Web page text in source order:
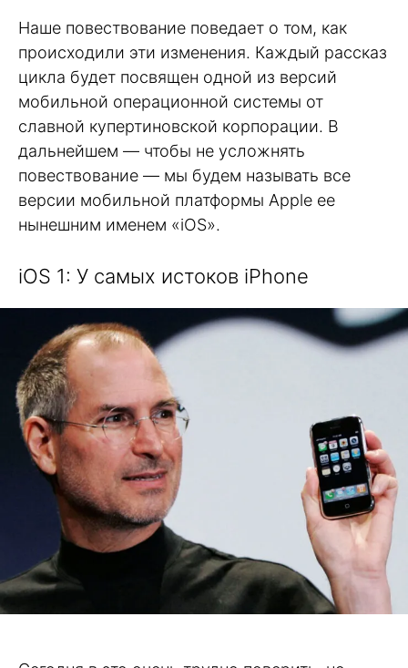
Наше повествование поведает о том, как
происходили эти изменения. Каждый рассказ
цикла будет посвящен одной из версий
мобильной операционной системы от
славной купертиновской корпорации. В
дальнейшем — чтобы не усложнять
повествование — мы будем называть все
версии мобильной платформы Apple ее
нынешним именем «iOS».
iOS 1: У самых истоков iPhone